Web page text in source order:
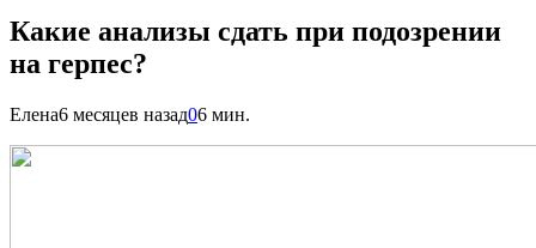
Какие анализы сдать при подозрении
на герпес?
Елена6 месяцев назад06 мин.